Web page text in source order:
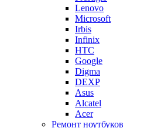
Lenovo
Microsoft
Irbis
Infinix
HTC
Google
Digma
DEXP
Asus
Alcatel
Acer
Ремонт ноутбуков